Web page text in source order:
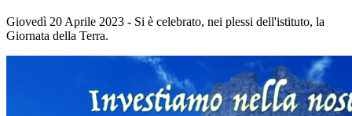
Giovedì 20 Aprile 2023 - Si è celebrato, nei plessi dell'istituto, la
Giornata della Terra.